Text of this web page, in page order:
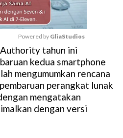
M
u
t
e
Powered by GliaStudios
tahun ini
kedua smartphone
mengumumkan rencana
perangkat lunak
mengatakan
dengan versi